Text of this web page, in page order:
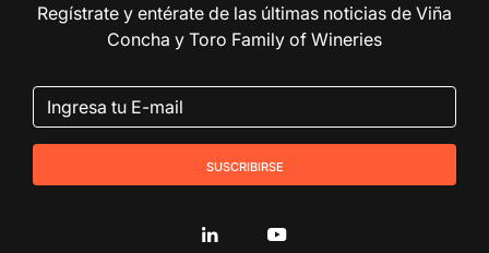
Regístrate y entérate de las últimas noticias de Viña
Concha y Toro Family of Wineries
suscribirse